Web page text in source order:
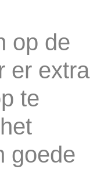
op de
er extra
te
goede